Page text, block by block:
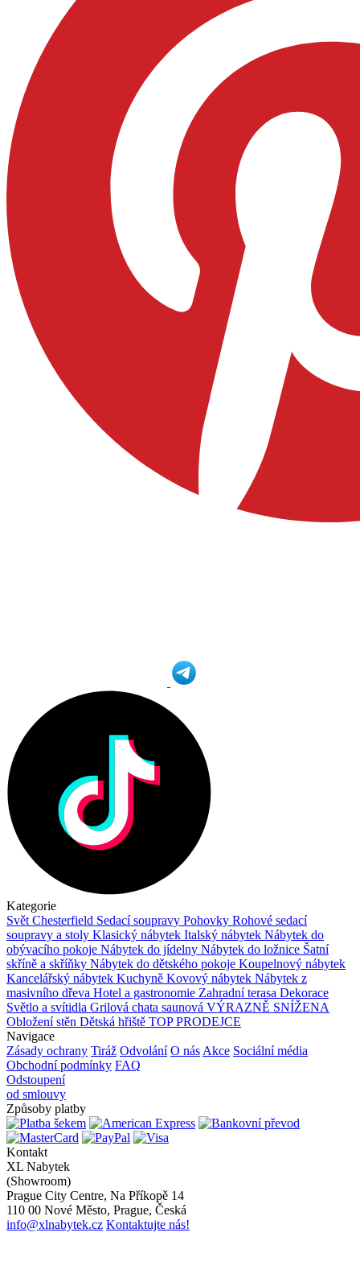
Kategorie
Svět Chesterfield Sedací soupravy Pohovky Rohové sedací
soupravy a stoly Klasický nábytek Italský nábytek Nábytek do
obývacího pokoje Nábytek do jídelny Nábytek do ložnice Šatní
skříně a skříňky Nábytek do dětského pokoje Koupelnový nábytek
Kancelářský nábytek Kuchyně Kovový nábytek Nábytek z
masivního dřeva Hotel a gastronomie Zahradní terasa Dekorace
Světlo a svítidla Grilová chata saunová VÝRAZNĚ SNÍŽENA
Obložení stěn Dětská hřiště TOP PRODEJCE
Navigace
Zásady ochrany Tiráž Odvolání O nás Akce Sociální média
Obchodní podmínky FAQ
Odstoupení
od smlouvy
Způsoby platby
Kontakt
XL Nabytek
(Showroom)
Prague City Centre, Na Příkopě 14
110 00 Nové Město, Prague, Česká
info@xlnabytek.cz Kontaktujte nás!